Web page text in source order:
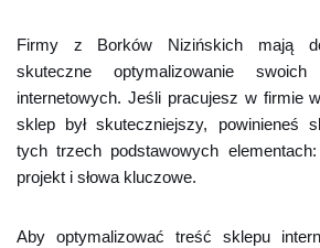
Firmy z Borków Nizińskich mają
skuteczne optymalizowanie
internetowych. Jeśli pracujesz w firmie
sklep był skuteczniejszy, powinieneś
tych trzech podstawowych
projekt i słowa kluczowe.
Aby optymalizować treść sklepu